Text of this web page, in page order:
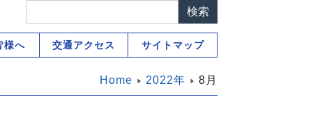
様へ 交通アクセス サイトマップ
Home 2022年 8月